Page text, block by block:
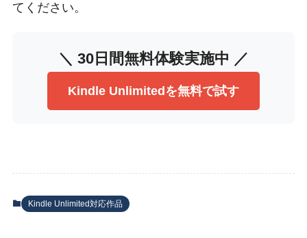
てください。
＼ 30日間無料体験実施中 ／
Kindle Unlimitedを無料で試す
Kindle Unlimited対応作品